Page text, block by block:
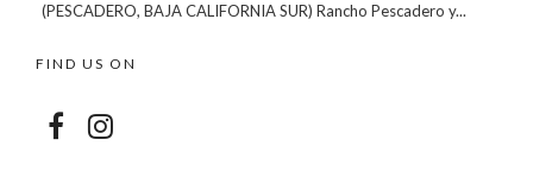
(PESCADERO, BAJA CALIFORNIA SUR) Rancho Pescadero y...
FIND US ON